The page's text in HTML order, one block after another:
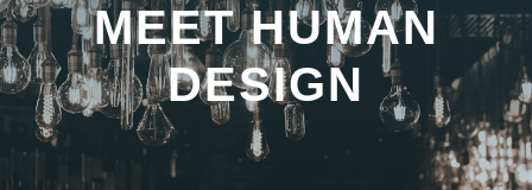
MEET HUMAN
DESIGN